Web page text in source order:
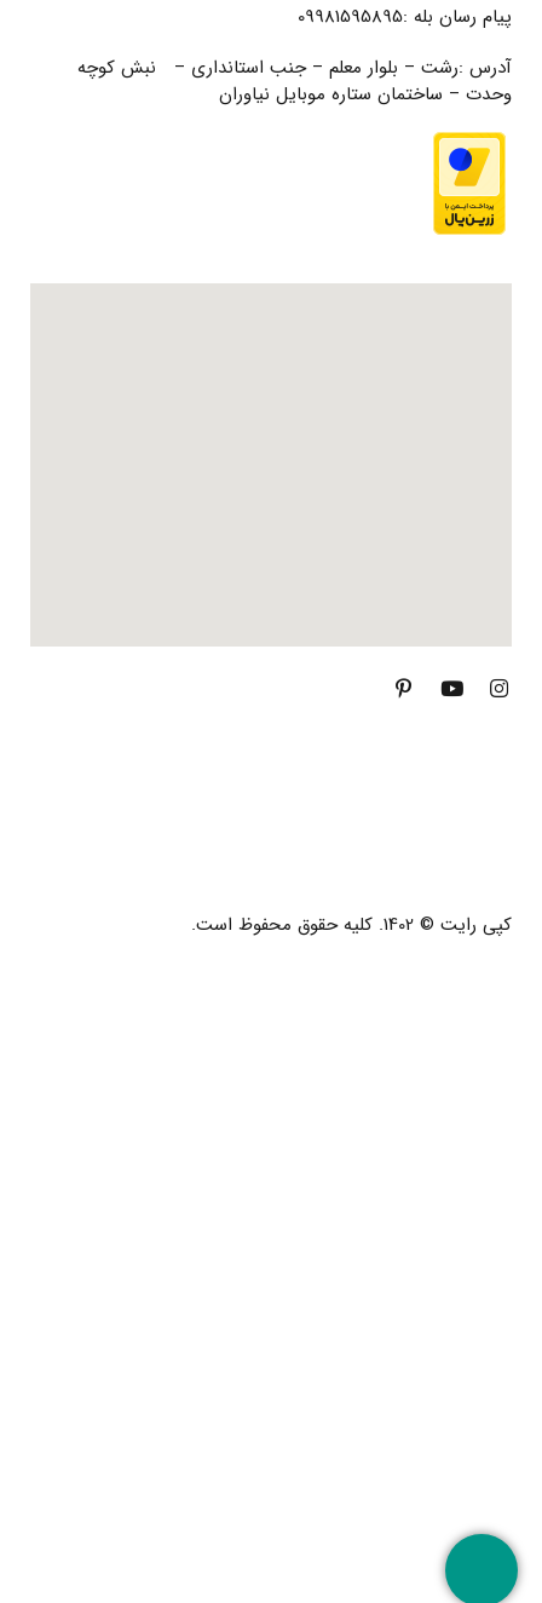
پیام رسان بله :09981595895
آدرس :رشت – بلوار معلم – جنب استانداری – نبش کوچه
وحدت – ساختمان ستاره موبایل نیاوران
کپی رایت © 1402. کلیه حقوق محفوظ است.